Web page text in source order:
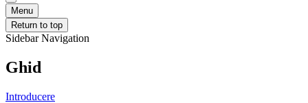
Menu
Return to top
Sidebar Navigation
Ghid
Introducere